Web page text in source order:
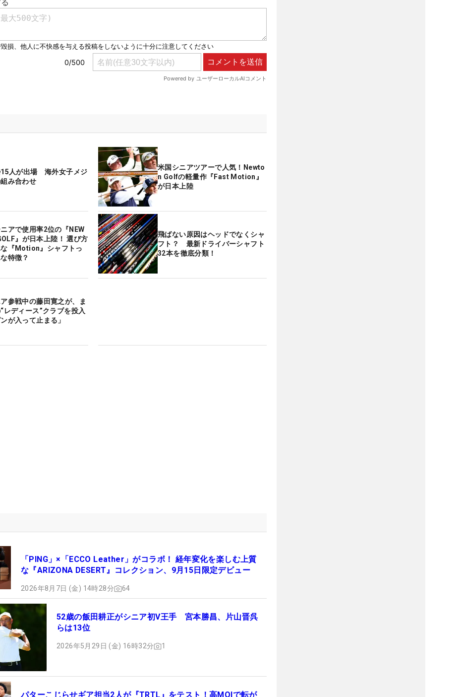
15人が出場 海外女子メジ
み合わせ
米国シニアツアーで人気！Newto
n Golfの軽量作『Fast Motion』
が日本上陸
アで使用率2位の『NEW
』が日本上陸！ 選び方
な『Motion』シャフトっ
特徴？
飛ばない原因はヘッドでなくシャ
フト？ 最新ドライバーシャフト
32本を徹底分類！
参戦中の藤田寛之が、ま
レディース”クラブを投入
ンが入って止まる」
「PING」×「ECCO Leather」がコラボ！ 経年変化を楽しむ上質
な『ARIZONA DESERT』コレクション、9月15日限定デビュー
2026年8月7日 (金) 14時28分 64
52歳の飯田耕正がシニア初V王手 宮本勝昌、片山晋呉
らは13位
2026年5月29日 (金) 16時32分 1
パターこじらせギア担当2人が『TRTL』をテスト！高MOIで転が